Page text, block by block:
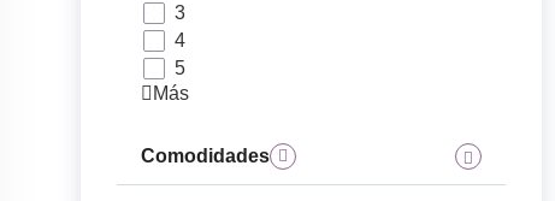
3
4
5
Más
Comodidades